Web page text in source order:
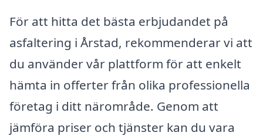
För att hitta det bästa erbjudandet på
asfaltering i Årstad, rekommenderar vi att
du använder vår plattform för att enkelt
hämta in offerter från olika professionella
företag i ditt närområde. Genom att
jämföra priser och tjänster kan du vara